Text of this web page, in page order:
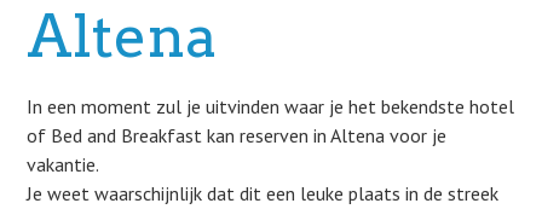
Altena
In een moment zul je uitvinden waar je het bekendste hotel
of Bed and Breakfast kan reserven in Altena voor je
vakantie.
Je weet waarschijnlijk dat dit een leuke plaats in de streek